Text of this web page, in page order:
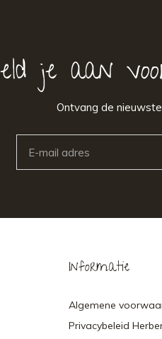
je aan
Ontvang de
Informatie
Algemene
Privacybeleid